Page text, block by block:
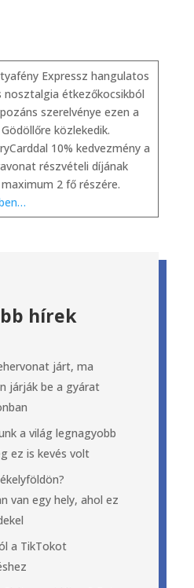
Expressz hangulatos
nosztalgia étkezőkocsikból
szerelvénye ezen a
közlekedik.
10% kedvezmény a
részvételi díjának
2 fő részére.
hírek
járt, ma
járják be a gyárat
a világ legnagyobb
ez is kevés volt
van egy hely, ahol ez
a TikTokot